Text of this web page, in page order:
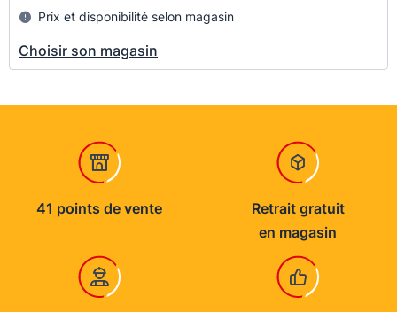
Prix et disponibilité selon magasin
Choisir son magasin
41 points de vente
Retrait gratuit
en magasin